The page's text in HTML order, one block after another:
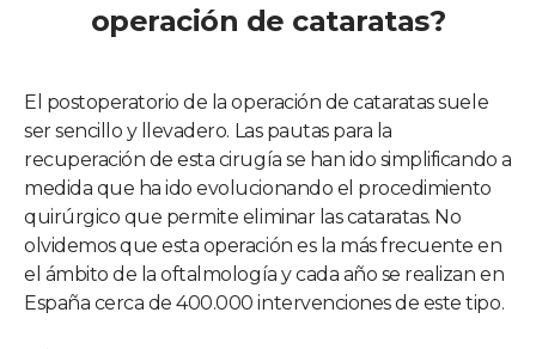
operación de cataratas?
El postoperatorio de la operación de cataratas suele
ser sencillo y llevadero. Las pautas para la
recuperación de esta cirugía se han ido simplificando a
medida que ha ido evolucionando el procedimiento
quirúrgico que permite eliminar las cataratas. No
olvidemos que esta operación es la más frecuente en
el ámbito de la oftalmología y cada año se realizan en
España cerca de 400.000 intervenciones de este tipo.